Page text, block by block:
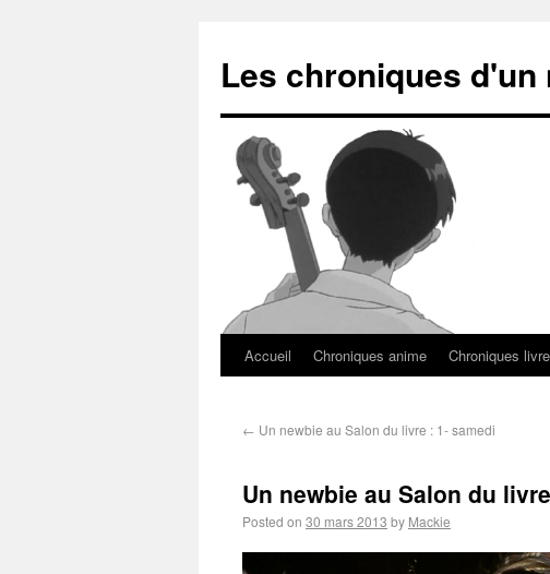
Les chroniques d'un
Accueil Chroniques anime Chroniques
← Un newbie au Salon du livre : 1- samedi
Un newbie au Salon du
Posted on 30 mars 2013 by Mackie